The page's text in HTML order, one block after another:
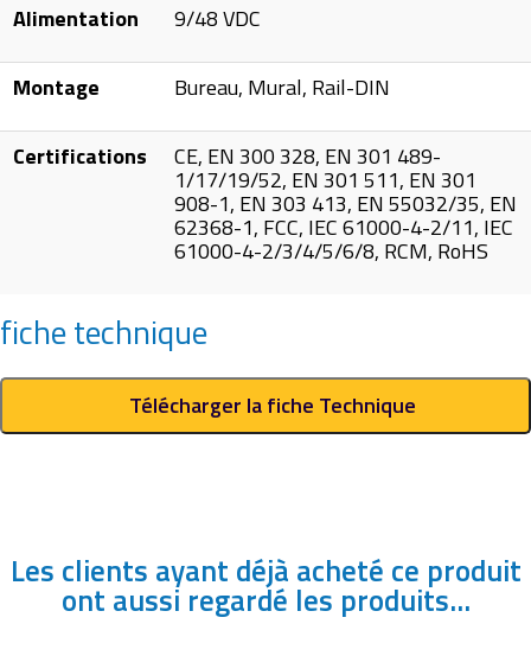
Alimentation 9/48 VDC
Montage Bureau, Mural, Rail-DIN
Certifications CE, EN 300 328, EN 301 489-
1/17/19/52, EN 301 511, EN 301
908-1, EN 303 413, EN 55032/35, EN
62368-1, FCC, IEC 61000-4-2/11, IEC
61000-4-2/3/4/5/6/8, RCM, RoHS
fiche technique
Télécharger la fiche Technique
Les clients ayant déjà acheté ce produit
ont aussi regardé les produits...